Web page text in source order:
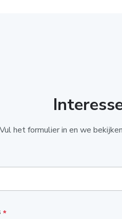
Vul het formulier in en we
*